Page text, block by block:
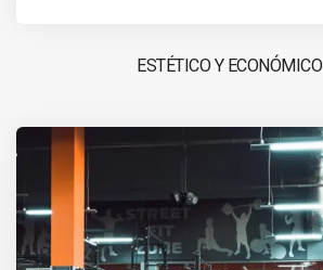
ESTÉTICO Y ECONÓMICO